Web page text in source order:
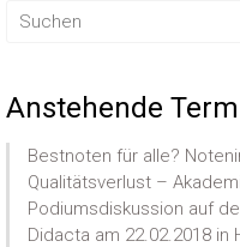
Anstehende
Bestnoten für alle?
Qualitätsverlust –
Podiumsdiskussion auf
Didacta am 22.02.2018 in